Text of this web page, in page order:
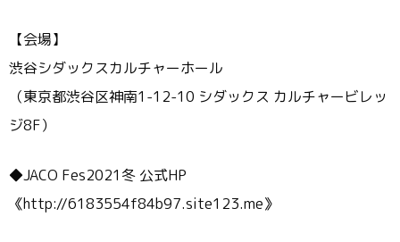
【会場】
渋谷シダックスカルチャーホール
（東京都渋谷区神南1-12-10 シダックス カルチャービレッ
ジ8F）
◆JACO Fes2021冬 公式HP
《http://6183554f84b97.site123.me》